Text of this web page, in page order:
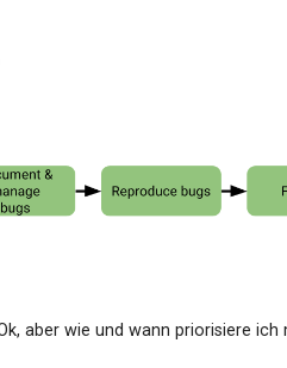
aber wie und wann priorisiere ich